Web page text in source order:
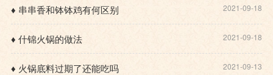
♦ 串串香和钵钵鸡有何区别 2021-09-18
♦ 什锦火锅的做法 2021-09-18
♦ 火锅底料过期了还能吃吗 2021-09-13